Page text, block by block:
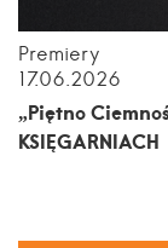
Premiery
17.06.2026
„Piętno
KSIĘGARNIACH